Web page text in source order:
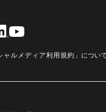
ャルメディア利用規約 」につい